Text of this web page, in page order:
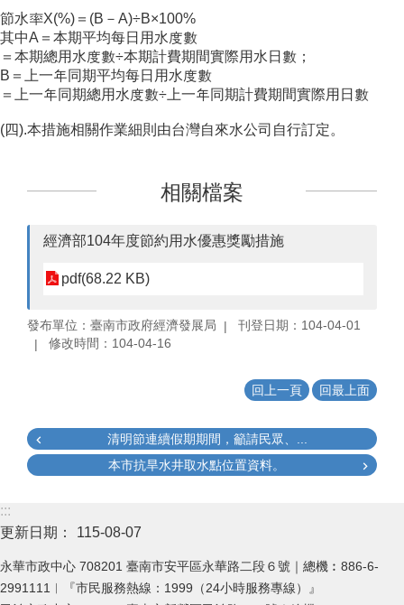
節水率X(%)＝(B－A)÷B×100%
其中A＝本期平均每日用水度數
＝本期總用水度數÷本期計費期間實際用水日數；
B＝上一年同期平均每日用水度數
＝上一年同期總用水度數÷上一年同期計費期間實際用日數
(四).本措施相關作業細則由台灣自來水公司自行訂定。
相關檔案
經濟部104年度節約用水優惠獎勵措施
pdf(68.22 KB)
發布單位：臺南市政府經濟發展局
刊登日期：104-04-01
修改時間：104-04-16
回上一頁 回最上面
清明節連續假期期間，籲請民眾、...
本市抗旱水井取水點位置資料。
:::
更新日期：
115-08-07
永華市政中心 708201 臺南市安平區永華路二段６號｜總機︰886-6-
2991111︱『市民服務熱線：1999（24小時服務專線）』